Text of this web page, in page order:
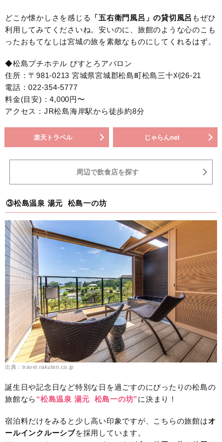
どこか懐かしさを感じる 「五右衛門風呂」の貸切風呂 もぜひ
利用してみてくださいね。安いのに、旅館のような心のこも
ったおもてなしは宮城の旅を素敵なものにしてくれるはず。
◆松島プチホテル びすとろアバロン
住所：〒981-0213 宮城県宮城郡松島町松島三十刈26-21
電話：022-354-5777
料金(目安)：4,000円〜
アクセス：JR松島海岸駅から徒歩約8分
楽天トラベル じゃらんnet
周辺で飲食店を探す
③松島温泉 湯元 松島一の坊
出典：travel.rakuten.co.jp
誕生日や記念日など特別な日を過ごすのにぴったりの松島の
旅館なら “松島温泉 湯元 松島一の坊”に決まり！
宿泊料だけをみると少し高い印象ですが、こちらの旅館はオ
ールインクルーシブを採用しています。